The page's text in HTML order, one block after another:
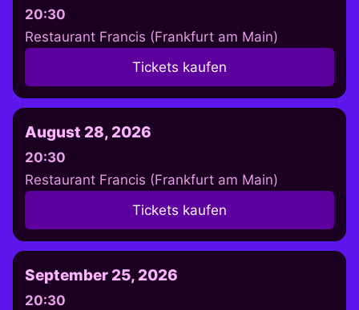
20:30
Restaurant Francis (Frankfurt am Main)
Tickets kaufen
August 28, 2026
20:30
Restaurant Francis (Frankfurt am Main)
Tickets kaufen
September 25, 2026
20:30